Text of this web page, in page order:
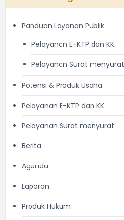
Panduan Layanan Publik
Pelayanan E-KTP dan KK
Pelayanan Surat menyurat
Potensi & Produk Usaha
Pelayanan E-KTP dan KK
Pelayanan Surat menyurat
Berita
Agenda
Laporan
Produk Hukum